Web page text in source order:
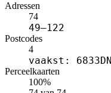
Adressen
74
49–122
Postcodes
4
vaakst: 6833DN
Perceelkaarten
100%